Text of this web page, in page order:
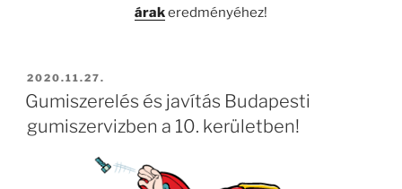
árakeredményéhez!
BEKÜLDVE:
2020.11.27.
Gumiszerelés és javítás Budapesti
gumiszervizben a 10. kerületben!